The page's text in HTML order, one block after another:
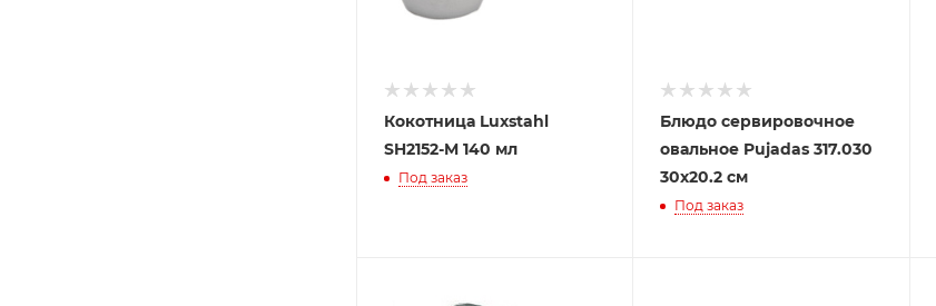
Кокотница Luxstahl
SH2152-M 140 мл
Под заказ
Блюдо сервировочное
овальное Pujadas 317.030
30х20.2 см
Под заказ